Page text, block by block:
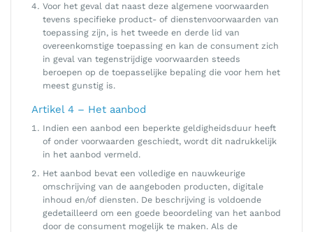
Voor het geval dat naast deze algemene voorwaarden
tevens specifieke product- of dienstenvoorwaarden van
toepassing zijn, is het tweede en derde lid van
overeenkomstige toepassing en kan de consument zich
in geval van tegenstrijdige voorwaarden steeds
beroepen op de toepasselijke bepaling die voor hem het
meest gunstig is.
Artikel 4 – Het aanbod
Indien een aanbod een beperkte geldigheidsduur heeft
of onder voorwaarden geschiedt, wordt dit nadrukkelijk
in het aanbod vermeld.
Het aanbod bevat een volledige en nauwkeurige
omschrijving van de aangeboden producten, digitale
inhoud en/of diensten. De beschrijving is voldoende
gedetailleerd om een goede beoordeling van het aanbod
door de consument mogelijk te maken. Als de